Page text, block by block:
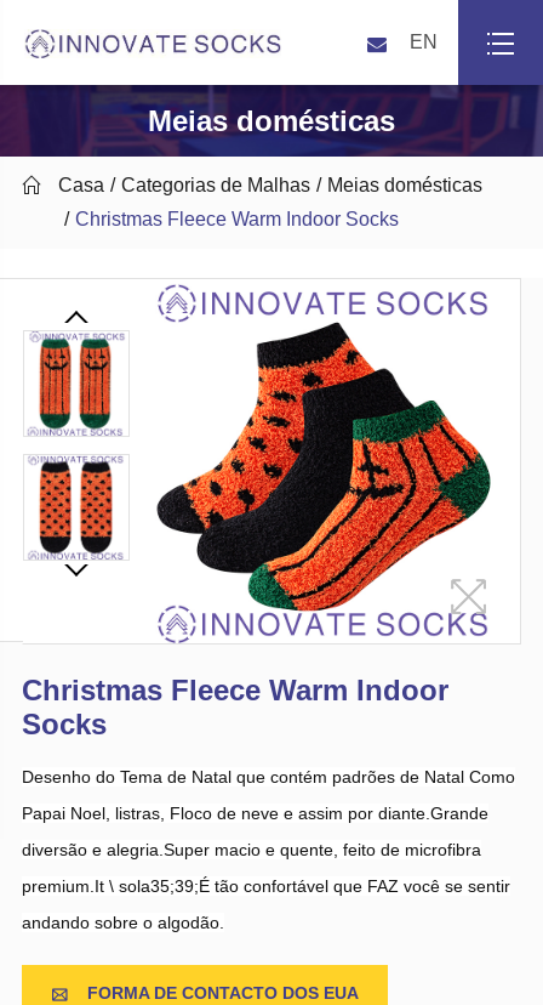
EN
Meias domésticas
 Casa Categorias de Malhas
Meias domésticas
Christmas Fleece Warm Indoor Socks
Christmas Fleece Warm Indoor
Socks
Desenho do Tema de Natal que contém padrões de Natal Como
Papai Noel, listras, Floco de neve e assim por diante.Grande
diversão e alegria.Super macio e quente, feito de microfibra
premium.It \ sola35;39;É tão confortável que FAZ você se sentir
andando sobre o algodão.
 FORMA DE CONTACTO DOS EUA